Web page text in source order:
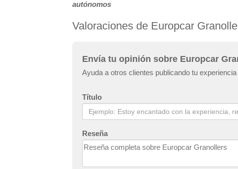
autónomos
Valoraciones de Europcar
Envía tu opinión sobre Europcar
Ayuda a otros clientes publicando tu
Título
Reseña